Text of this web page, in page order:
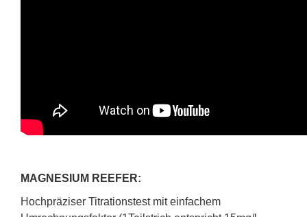
MAGNESIUM REEFER:
Hochpräziser Titrationstest mit einfachem